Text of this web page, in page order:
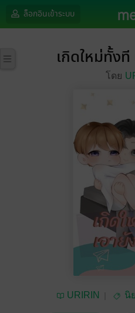
ล็อกอินเข้าระบบ
เกิดใหม่ทั้งที
โดย
URIRIN
นิ